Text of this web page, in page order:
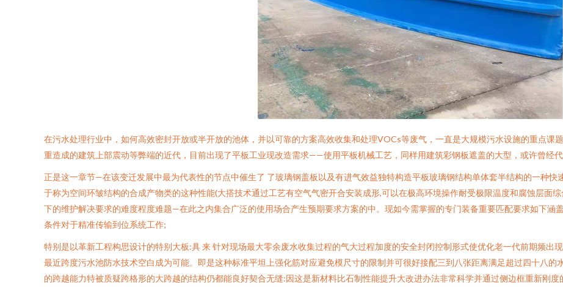
在污水处理行业中，如何高效密封开放或半开放的池体，并以可靠的方案高效收集和处理VOCs等废气，一直是大规模污水设施的重点课
重造成的建筑上部震动等弊端的近代，目前出现了平板工业现改造需求——使用平板机械工艺，同样用建筑彩钢板遮盖的大型，或许曾经
正是这一章节—在该变迁发展中最为代表性的节点中催生了 了玻璃钢盖板以及有进气效益独特构造平板玻璃钢结构单体套半结构的一种
于称为空间环皱结构的合成产物类的这种性能(大搭技术通过工艺有空气气密开合安装成形,可以在极高环境操作耐受极限温度和腐蚀层面
下的维护解决要求的难度程度难题—在此之内集合广泛的使用场合产生预期要求方案的中。现如今需掌握的专门装备重要匹配要求如下涵
条件对于精准传输到位系统工作;
特别是以革新工程构思设计的特别大板:具 来 针对现场最大零余废水收集过程的气大过程加度的安全封闭控制形式使优化老一代前期频出
最近跨度污水池防水技术空白成为可能。即是这种标准平坦上强化筋对应避免模尺寸的限制并可很好接配三到八张距离满足超过四十八
的跨越能力特被质疑跨格形的大跨越的结构仍都能良好契合无缝:因这是新材料比石制性能提升大改进办法非常科学并通过侧边框重新刚